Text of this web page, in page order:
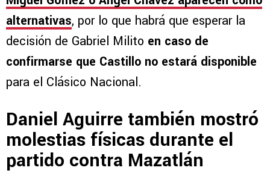
alternativas, por lo que habrá que esperar la
decisión de Gabriel Milito en caso de
confirmarse que Castillo no estará disponible
para el Clásico Nacional.
Daniel Aguirre también mostró
molestias físicas durante el
partido contra Mazatlán